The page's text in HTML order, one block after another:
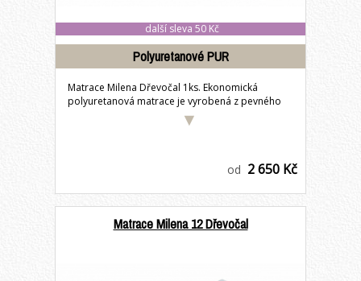
další sleva 50 Kč
Polyuretanové PUR
Matrace Milena Dřevočal 1ks. Ekonomická
polyuretanová matrace je vyrobená z pevného
od 2 650 Kč
Matrace Milena 12 Dřevočal